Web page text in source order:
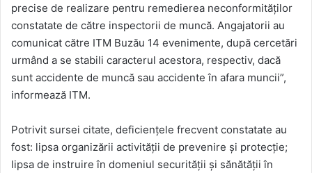
precise de realizare pentru remedierea neconformităţilor
constatate de către inspectorii de muncă. Angajatorii au
comunicat către ITM Buzău 14 evenimente, după cercetări
urmând a se stabili caracterul acestora, respectiv, dacă
sunt accidente de muncă sau accidente în afara muncii”,
informează ITM.
Potrivit sursei citate, deficienţele frecvent constatate au
fost: lipsa organizării activităţii de prevenire şi protecţie;
lipsa de instruire în domeniul securităţii şi sănătăţii în